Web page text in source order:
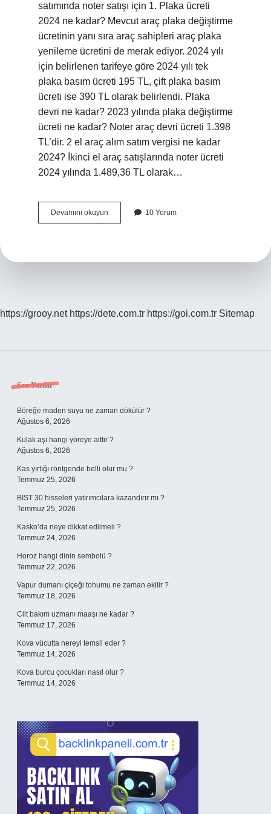
satımında noter satışı için 1. Plaka ücreti
2024 ne kadar? Mevcut araç plaka değiştirme
ücretinin yanı sıra araç sahipleri araç plaka
yenileme ücretini de merak ediyor. 2024 yılı
için belirlenen tarifeye göre 2024 yılı tek
plaka basım ücreti 195 TL, çift plaka basım
ücreti ise 390 TL olarak belirlendi. Plaka
devri ne kadar? 2023 yılında plaka değiştirme
ücreti ne kadar? Noter araç devri ücreti 1.398
TL’dir. 2 el araç alım satım vergisi ne kadar
2024? İkinci el araç satışlarında noter ücreti
2024 yılında 1.489,36 TL olarak…
Devamını okuyun
Devir
10 Yorum
https://grooy.net https://dete.com.tr https://goi.com.tr Sitemap
Sidebar
Son Yazılar
Böreğe maden suyu ne zaman dökülür ?
Ağustos 6, 2026
Kulak aşı hangi yöreye aittir ?
Ağustos 6, 2026
Kas yırtığı röntgende belli olur mu ?
Temmuz 25, 2026
BIST 30 hisseleri yatırımcılara kazandırır mı ?
Temmuz 25, 2026
Kasko’da neye dikkat edilmeli ?
Temmuz 24, 2026
Horoz hangi dinin sembolü ?
Temmuz 22, 2026
Vapur dumanı çiçeği tohumu ne zaman ekilir ?
Temmuz 18, 2026
Cilt bakım uzmanı maaşı ne kadar ?
Temmuz 17, 2026
Kova vücutta nereyi temsil eder ?
Temmuz 14, 2026
Kova burcu çocukları nasıl olur ?
Temmuz 14, 2026